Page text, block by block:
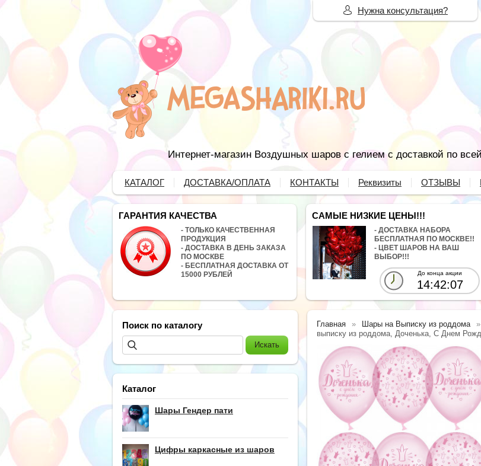
Интернет-магазин Воздушных шаров с гелием с доставкой по
КАТАЛОГ ДОСТАВКА/ОПЛАТА КОНТАКТЫ Реквизиты ОТЗЫВЫ
ГАРАНТИЯ КАЧЕСТВА
- ТОЛЬКО КАЧЕСТВЕННАЯ
ПРОДУКЦИЯ
- ДОСТАВКА В ДЕНЬ ЗАКАЗА
ПО МОСКВЕ
- БЕСПЛАТНАЯ ДОСТАВКА ОТ
15000 РУБЛЕЙ
САМЫЕ НИЗКИЕ ЦЕНЫ!!!
- ДОСТАВКА НАБОРА
БЕСПЛАТНАЯ ПО МОСКВЕ!!
- ЦВЕТ ШАРОВ НА ВАШ
ВЫБОР!!!
До конца акции
14:42:06
Поиск по каталогу
Каталог
Шары Гендер пати
Цифры каркасные из шаров
Главная Шары на Выписку из роддома
выписку из роддома, Доченька, С Днем
Нужна консультация?